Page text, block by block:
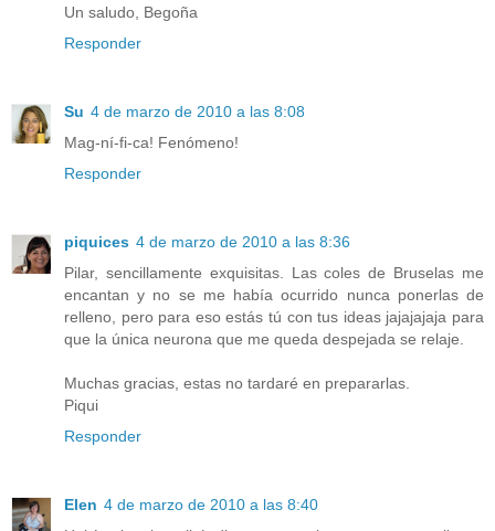
Un saludo, Begoña
Responder
Su 4 de marzo de 2010 a las 8:08
Mag-ní-fi-ca! Fenómeno!
Responder
piquices 4 de marzo de 2010 a las 8:36
Pilar, sencillamente exquisitas. Las coles de Bruselas me
encantan y no se me había ocurrido nunca ponerlas de
relleno, pero para eso estás tú con tus ideas jajajajaja para
que la única neurona que me queda despejada se relaje.
Muchas gracias, estas no tardaré en prepararlas.
Piqui
Responder
Elen 4 de marzo de 2010 a las 8:40